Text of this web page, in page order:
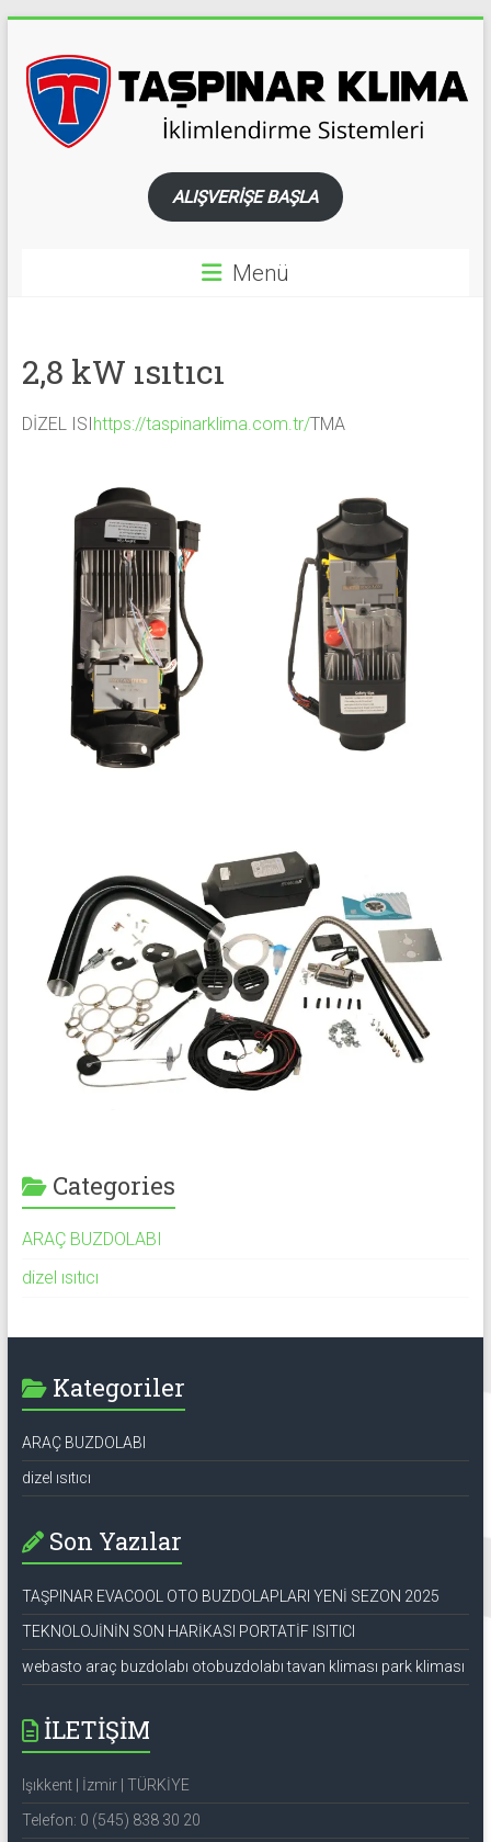
content
TAŞPINAR
WEBASTO
SİSTEMLERİ
BUZDOLABI
ALIŞVERİŞE BAŞLA
Menü
2,8 kW ısıtıcı
DİZEL ISI https://taspinarklima.com.tr/TMA
Categories
ARAÇ BUZDOLABI
dizel ısıtıcı
Kategoriler
ARAÇ BUZDOLABI
dizel ısıtıcı
Son Yazılar
TAŞPINAR EVACOOL OTO BUZDOLAPLARI YENİ SEZON 2025
TEKNOLOJİNİN SON HARİKASI PORTATİF ISITICI
webasto araç buzdolabı otobuzdolabı tavan kliması park kliması
İLETİŞİM
Işıkkent | İzmir | TÜRKİYE
Telefon: 0 (545) 838 30 20